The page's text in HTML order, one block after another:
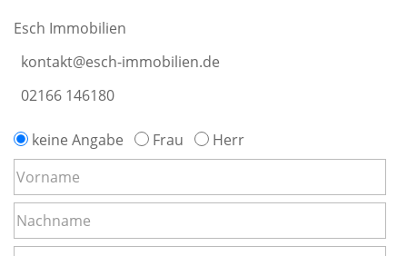
Esch Immobilien
kontakt@esch-immobilien.de
02166 146180
keine Angabe Frau Herr